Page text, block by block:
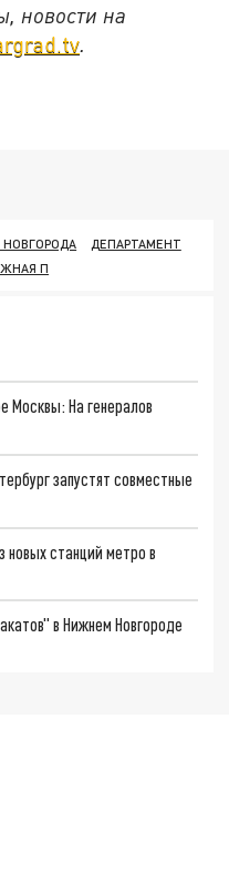
новости на
ДЕПАРТАМЕНТ
П
Москвы: На генералов
запустят совместные
новых станций метро в
в Нижнем Новгороде